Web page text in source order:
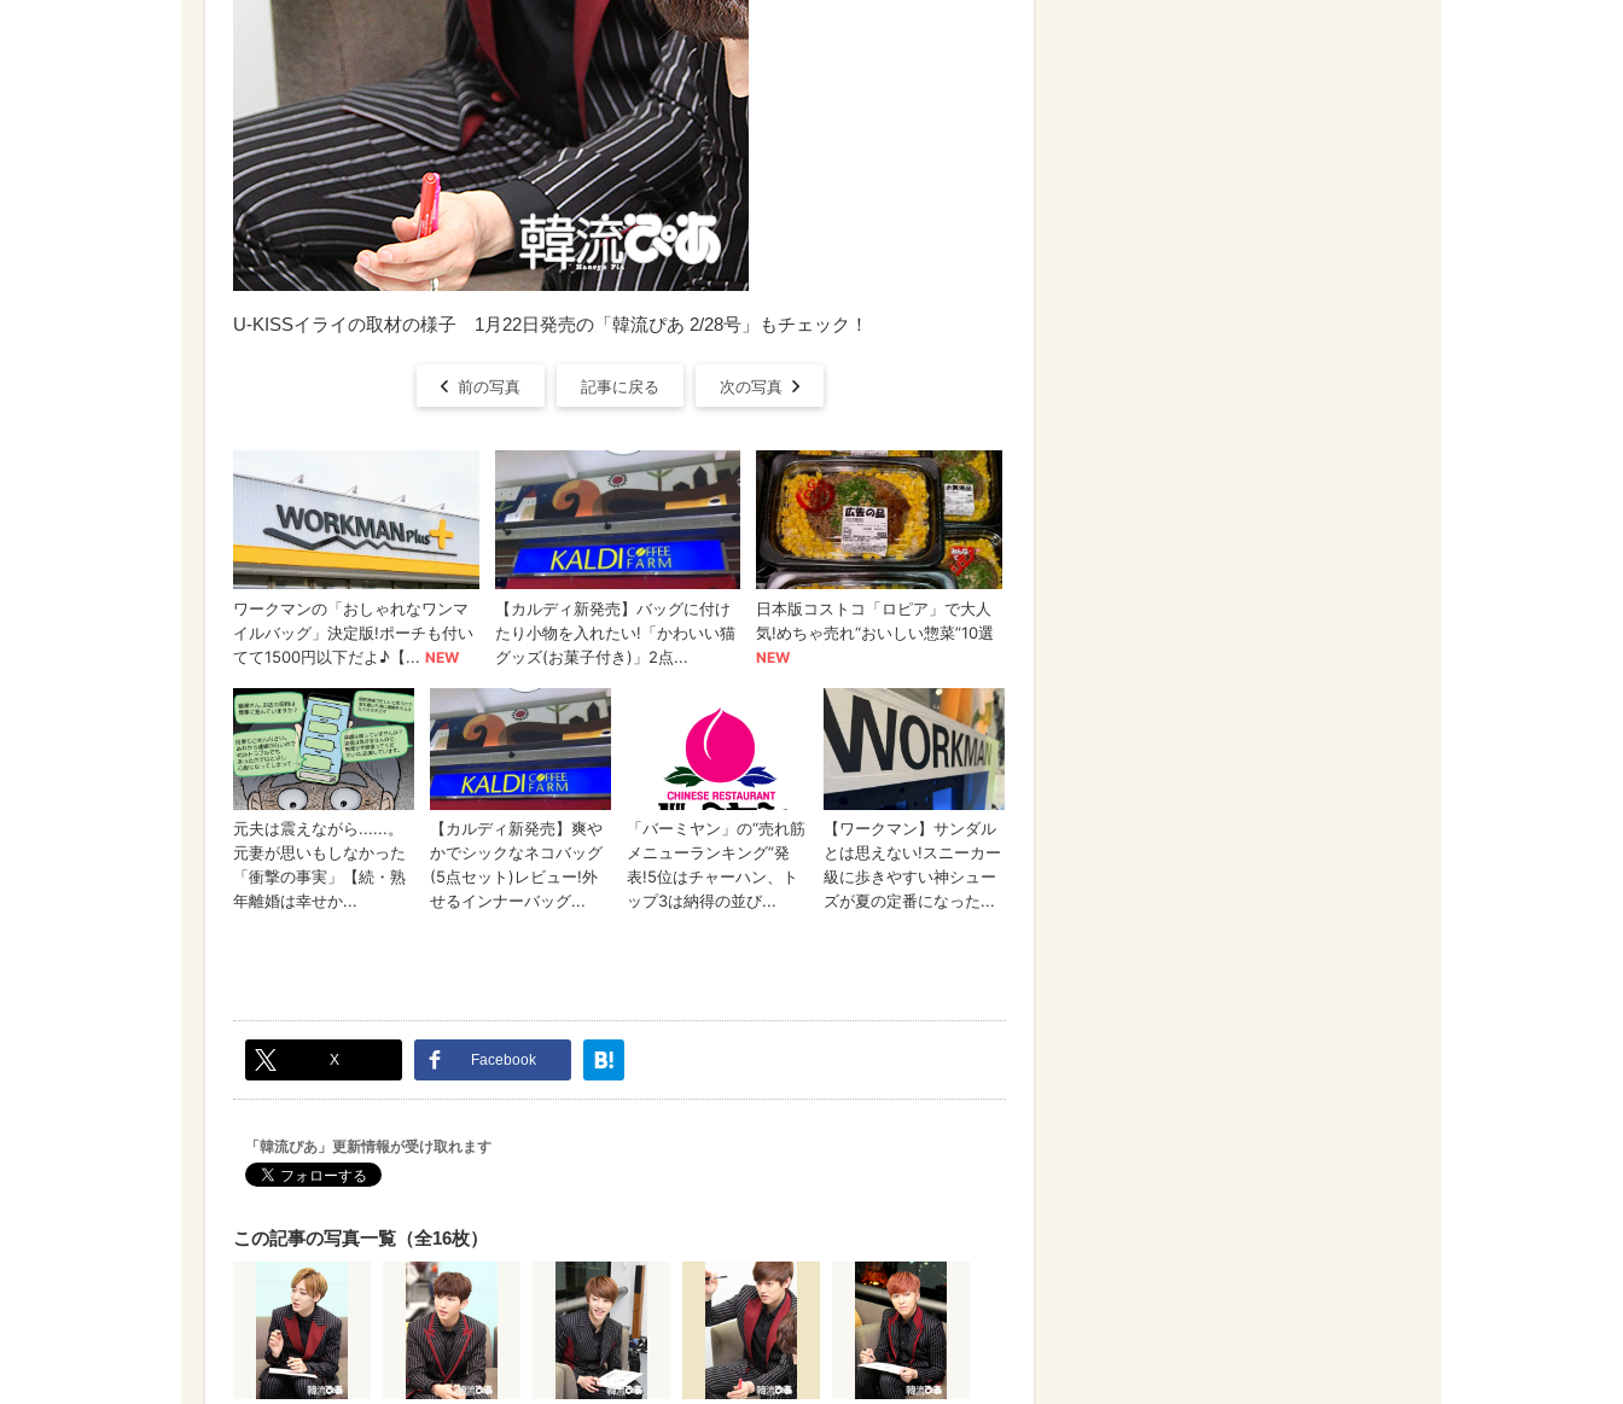
U-KISSイライの取材の様子 1月22日発売の「韓流ぴあ 2/28号」もチェック！
前の写真 記事に戻る 次の写真
X Facebook
「韓流ぴあ」更新情報が受け取れます
この記事の写真一覧（全16枚）